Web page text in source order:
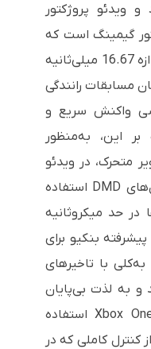
ویدئو پروژکتور
گیمینگ است که
تاخیر ورودی بسیار اندکی به‌اندازه 16.67 میلی‌ثانیه
مسابقات رانندگی
واکنش سریع و
این، به‌منظور
متحرک، در ویدئو
DMD استفاده
حد میکروثانیه
بنکیو برای
با تاخیرهای
و به لذت بی‌پایان
Xboxاستفاده
کنترل کاملی که در